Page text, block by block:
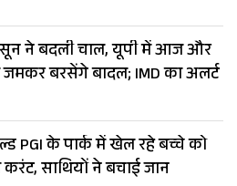
ने बदली चाल, यूपी में आज और
बरसेंगे बादल; IMD का अलर्ट
PGI के पार्क में खेल रहे बच्चे को
साथियों ने बचाई जान